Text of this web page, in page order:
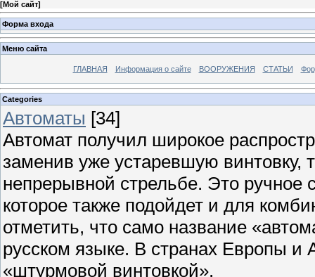
[Мой сайт]
Форма входа
Меню сайта
ГЛАВНАЯ Информация о сайте ВООРУЖЕНИЯ СТАТЬИ
Categories
Автоматы [34]
Автомат получил широкое
заменив уже устаревшую винтовку,
непрерывной стрельбе. Это ручное
которое также подойдет и для
отметить, что само название
русском языке. В странах Европы
«штурмовой винтовкой».